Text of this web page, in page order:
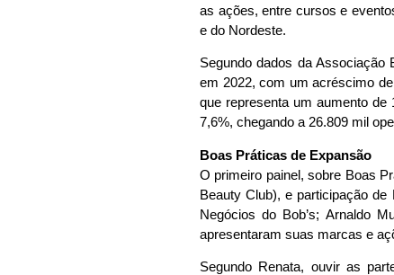
as ações, entre cursos e
e do Nordeste.
Segundo dados da Associação
em 2022, com um acréscimo
que representa um aumento
7,6%, chegando a 26.809 mil
Boas Práticas de Expansão
O primeiro painel, sobre Boas
Beauty Club), e participação
Negócios do Bob’s; Arnaldo
apresentaram suas marcas e
Segundo Renata, ouvir as